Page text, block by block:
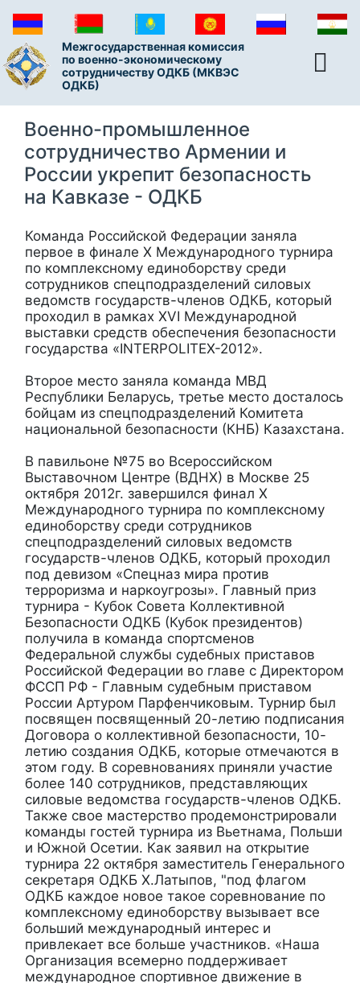
Межгосударственная комиссия
по военно-экономическому
сотрудничеству ОДКБ (МКВЭС
ОДКБ)
Военно-промышленное
сотрудничество Армении и
России укрепит безопасность
на Кавказе - ОДКБ
Команда Российской Федерации заняла
первое в финале X Международного турнира
по комплексному единоборству среди
сотрудников спецподразделений силовых
ведомств государств-членов ОДКБ, который
проходил в рамках XVI Международной
выставки средств обеспечения безопасности
государства «INTERPOLITEX-2012».
Второе место заняла команда МВД
Республики Беларусь, третье место досталось
бойцам из спецподразделений Комитета
национальной безопасности (КНБ) Казахстана.
В павильоне №75 во Всероссийском
Выставочном Центре (ВДНХ) в Москве 25
октября 2012г. завершился финал X
Международного турнира по комплексному
единоборству среди сотрудников
спецподразделений силовых ведомств
государств-членов ОДКБ, который проходил
под девизом «Спецназ мира против
терроризма и наркоугрозы». Главный приз
турнира - Кубок Совета Коллективной
Безопасности ОДКБ (Кубок президентов)
получила в команда спортсменов
Федеральной службы судебных приставов
Российской Федерации во главе с Директором
ФССП РФ - Главным судебным приставом
России Артуром Парфенчиковым. Турнир был
посвящен посвященный 20-летию подписания
Договора о коллективной безопасности, 10-
летию создания ОДКБ, которые отмечаются в
этом году. В соревнованиях приняли участие
более 140 сотрудников, представляющих
силовые ведомства государств-членов ОДКБ.
Также свое мастерство продемонстрировали
команды гостей турнира из Вьетнама, Польши
и Южной Осетии. Как заявил на открытие
турнира 22 октября заместитель Генерального
секретаря ОДКБ Х.Латыпов, "под флагом
ОДКБ каждое новое такое соревнование по
комплексному единоборству вызывает все
больший международный интерес и
привлекает все больше участников. «Наша
Организация всемерно поддерживает
международное спортивное движение в